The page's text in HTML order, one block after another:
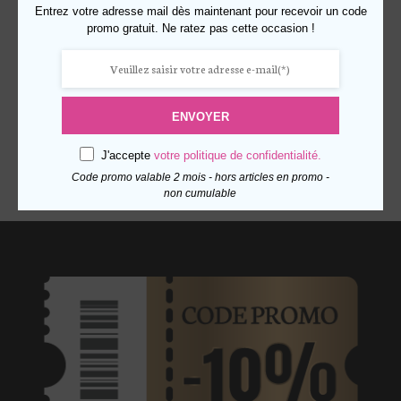
On aime son look décontracté chic.
Portez-le en bandoulière ou à
l'épaule en ajustant la bandoulière.
Entrez votre adresse mail dès maintenant pour recevoir un code
promo gratuit. Ne ratez pas cette occasion !
ENVOYER
J'accepte votre politique de confidentialité.
Code promo valable 2 mois - hors articles en promo -
non cumulable